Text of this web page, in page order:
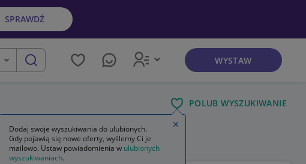
SPRAWDŹ
szukaj WYSTAW
POLUB WYSZUKIWANIE
Dodaj swoje wyszukiwania do ulubionych.
Gdy pojawią się nowe oferty, wyślemy Ci je
mailowo. Ustaw powiadomienia w ulubionych
wyszukiwaniach.
Zamknij wskazówkę